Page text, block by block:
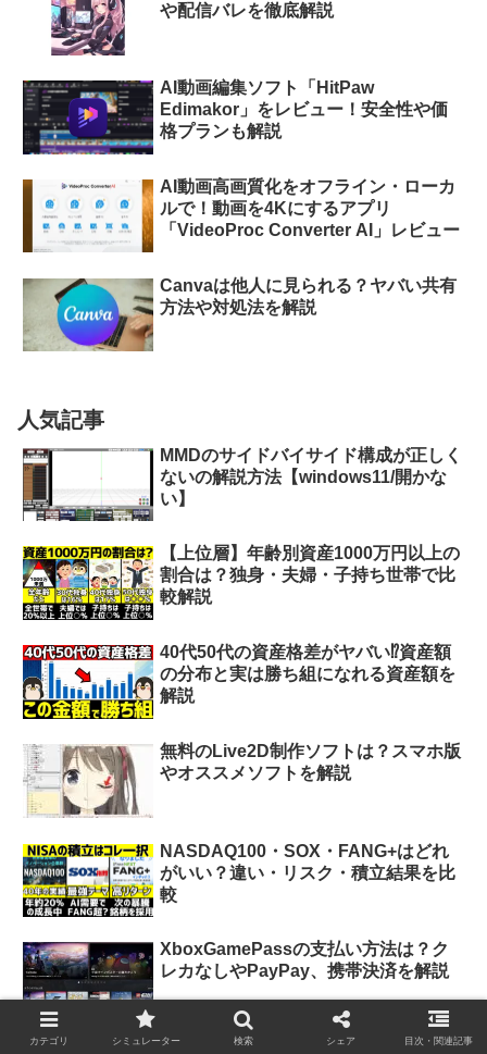
や配信バレを徹底解説
AI動画編集ソフト「HitPaw
Edimakor」をレビュー！安全性や価
格プランも解説
AI動画高画質化をオフライン・ローカ
ルで！動画を4Kにするアプリ
「VideoProc Converter AI」レビュー
Canvaは他人に見られる？ヤバい共有
方法や対処法を解説
人気記事
MMDのサイドバイサイド構成が正しく
ないの解説方法【windows11/開かな
い】
【上位層】年齢別資産1000万円以上の
割合は？独身・夫婦・子持ち世帯で比
較解説
40代50代の資産格差がヤバい⁉︎資産額
の分布と実は勝ち組になれる資産額を
解説
無料のLive2D制作ソフトは？スマホ版
やオススメソフトを解説
NASDAQ100・SOX・FANG+はどれ
がいい？違い・リスク・積立結果を比
較
XboxGamePassの支払い方法は？ク
レカなしやPayPay、携帯決済を解説
カテゴリ シミュレーター 検索 シェア 目次・関連記事